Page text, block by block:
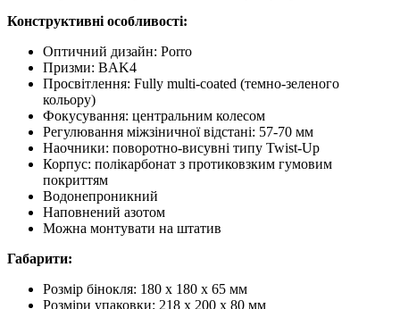
Конструктивні особливості:
Оптичний дизайн: Porro
Призми: BAK4
Просвітлення: Fully multi-coated (темно-зеленого
кольору)
Фокусування: центральним колесом
Регулювання міжзіничної відстані: 57-70 мм
Наочники: поворотно-висувні типу Twist-Up
Корпус: полікарбонат з протиковзким гумовим
покриттям
Водонепроникний
Наповнений азотом
Можна монтувати на штатив
Габарити:
Розмір бінокля: 180 х 180 х 65 мм
Розміри упаковки: 218 x 200 x 80 мм